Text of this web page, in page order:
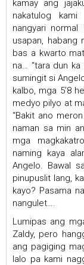
kamay ang
nakatulog kami
nangyari
usapan, habang
bas a kwarto
na… “tara dun
sumingit si
kalbo, mga 5’8
medyo pilyo at
“Bakit ano
naman sa min
mga
naming kaya
Angelo. Bawal
pinupuslit lang,
kayo? Pasama
nangulet….
Lumipas ang
Zaldy, pero
ang pagiging
lalo pa kami